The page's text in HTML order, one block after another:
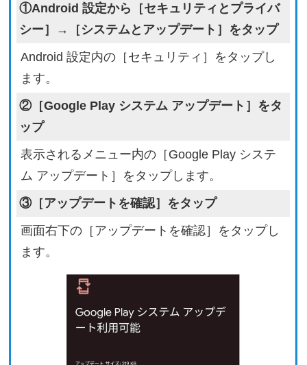
①Android 設定から［セキュリティとプライバ
シー］→［システムとアップデート］をタップ
Android 設定内の［セキュリティ］をタップし
ます。
②［Google Play システム アップデート］をタ
ップ
表示されるメニュー内の［Google Play システ
ム アップデート］をタップします。
③［アップデートを確認］をタップ
画面右下の［アップデートを確認］をタップし
ます。